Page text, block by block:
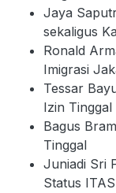
Jaya
sekaligus
Ronald
Imigrasi
Tessar
Izin Tinggal
Bagus
Tinggal
Juniadi Sri
Status ITAS